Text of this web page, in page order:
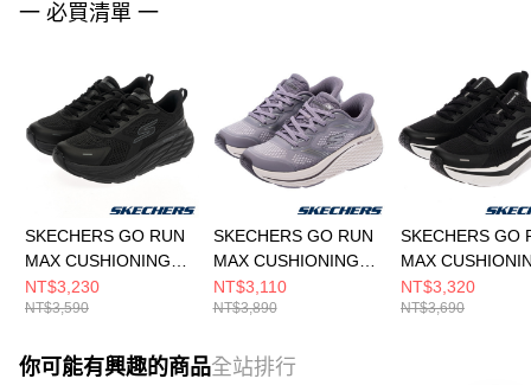
一 必買清單 一
SKECHERS GO RUN
MAX CUSHIONING
ELITE 3 女 跑步鞋
129720WBBK
NT$3,230
NT$3,590
SKECHERS GO RUN
MAX CUSHIONING
ELITE 2.0 女 跑步鞋
129655LIL
NT$3,110
NT$3,890
SKECHERS GO
MAX
PREMIER 3 男
221220BKW
NT$3,320
NT$3,690
你可能有興趣的商品全站排行